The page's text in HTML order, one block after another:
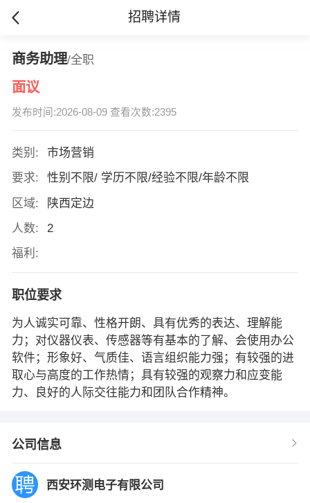
招聘详情
商务助理/全职
面议
发布时间:2026-08-09 查看次数:2395
类别:
市场营销
要求:
性别不限/ 学历不限/经验不限/年龄不限
区域:
陕西定边
人数:
2
福利:
职位要求
为人诚实可靠、性格开朗、具有优秀的表达、理解能
力；对仪器仪表、传感器等有基本的了解、会使用办公
软件；形象好、气质佳、语言组织能力强；有较强的进
取心与高度的工作热情；具有较强的观察力和应变能
力、良好的人际交往能力和团队合作精神。
公司信息
西安环测电子有限公司